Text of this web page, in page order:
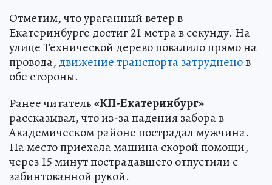
Отметим, что ураганный ветер в
Екатеринбурге достиг 21 метра в секунду. На
улице Технической дерево повалило прямо на
провода, движение транспорта затрудненов
обе стороны.
Ранее читатель«КП-Екатеринбург»
рассказывал, что из-за падения забора в
Академическом районе пострадал мужчина.
На место приехала машина скорой помощи,
через 15 минут пострадавшего отпустили с
забинтованной рукой.